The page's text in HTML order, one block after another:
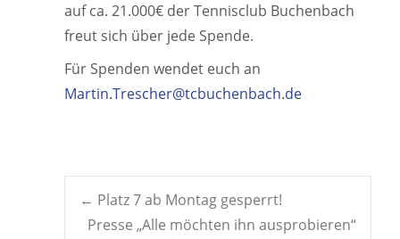
auf ca. 21.000€ der Tennisclub Buchenbach
freut sich über jede Spende.
Für Spenden wendet euch an
Martin.Trescher@tcbuchenbach.de
Post
← Platz 7 ab Montag gesperrt!
Presse „Alle möchten ihn ausprobieren“